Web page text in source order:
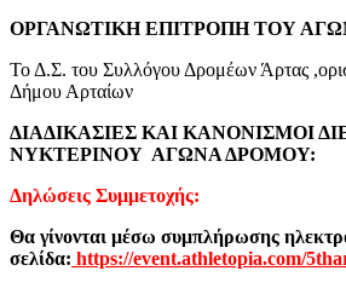
ΟΡΓΑΝΩΤΙΚΗ ΕΠΙΤΡΟΠΗ ΤΟΥ
Το Δ.Σ. του Συλλόγου Δρομέων Άρτας
Δήμου Αρταίων
ΔΙΑΔΙΚΑΣΙΕΣ ΚΑΙ ΚΑΝΟΝΙΣΜΟΙ
ΝΥΚΤΕΡΙΝΟΥ ΑΓΩΝΑ ΔΡΟΜΟΥ:
Δηλώσεις Συμμετοχής:
Θα γίνονται μέσω συμπλήρωσης
σελίδα: https://event.athletopia.com/